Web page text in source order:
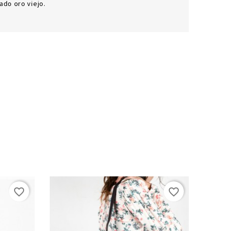
oro viejo.
favorite_border favorite_border